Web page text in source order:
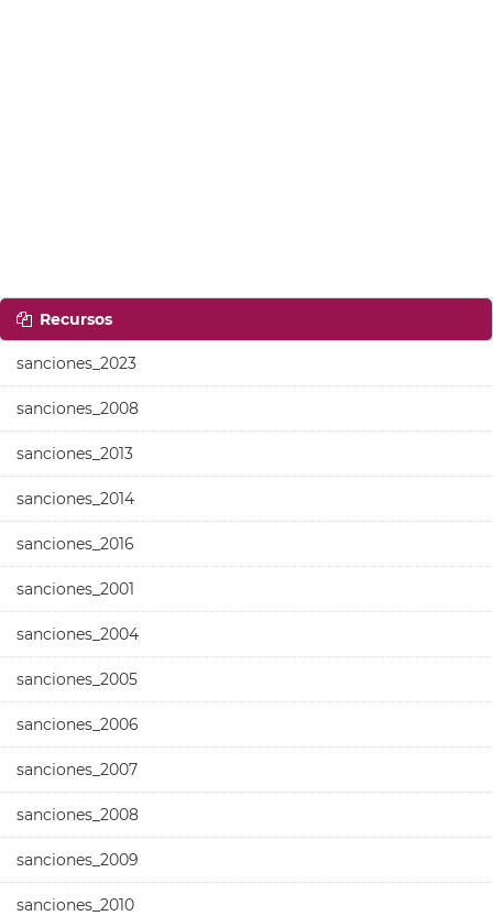
Recursos
sanciones_2023
sanciones_2008
sanciones_2013
sanciones_2014
sanciones_2016
sanciones_2001
sanciones_2004
sanciones_2005
sanciones_2006
sanciones_2007
sanciones_2008
sanciones_2009
sanciones_2010